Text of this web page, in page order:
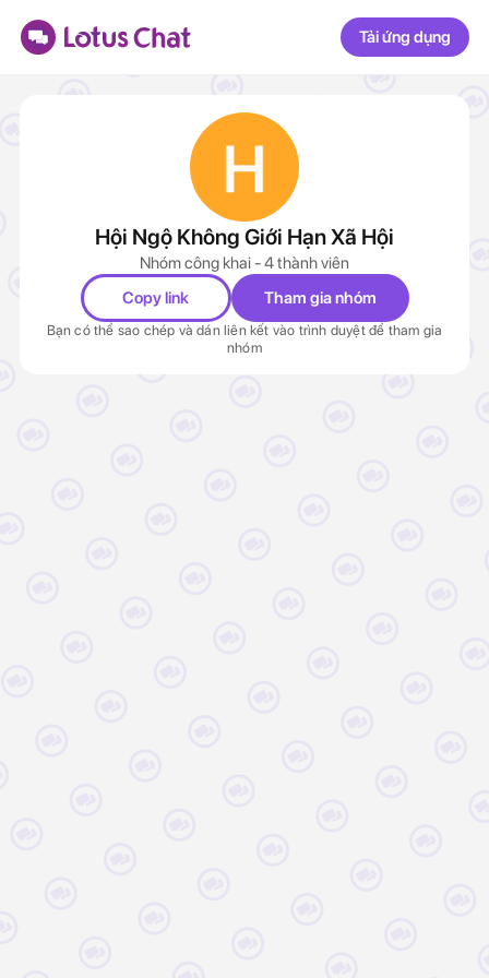
Tải ứng dụng
Hội Ngộ Không Giới Hạn Xã Hội
Nhóm công khai - 4 thành viên
Copy link
Tham gia nhóm
Bạn có thể sao chép và dán liên kết vào trình duyệt để tham gia
nhóm